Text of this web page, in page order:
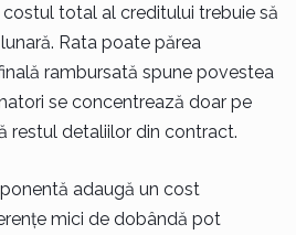
total al creditului trebuie să
Rata poate părea
rambursată spune povestea
se concentrează doar pe
restul detaliilor din contract.
adaugă un cost
mici de dobândă pot